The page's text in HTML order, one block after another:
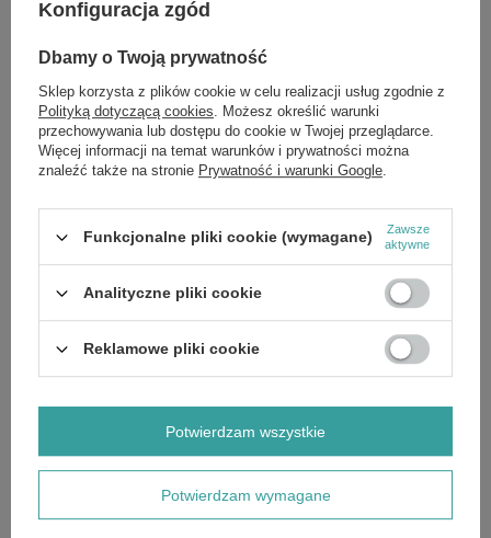
Pojemność:
30ml
Więcej informacji:
Jeśli chcesz otrzymać dodatkowe informacje dotyczące naszego
produktu, zostaw nam wiadomość na naszej stronie internetowej,
Niektóre marki decydują się na zamianę składników pewnych
produktów bez podania żadnych na ten temat informacji. Aby
mieć pewność, że otrzymasz dokładny opis żądanego produktu,
Marka Eveline Face & Body Care
Forma Pakowania P
Zobacz również
Konfiguracja zgód
Dbamy o Twoją prywatność
Sklep korzysta z plików cookie w celu realizacji usług zgodnie z
Polityką dotyczącą cookies. Możesz określić warunki
przechowywania lub dostępu do cookie w Twojej przeglądarce.
Więcej informacji na temat warunków i prywatności można
znaleźć także na stronie Prywatność i warunki Google.
Funkcjonalne pliki cookie (wymagane)
Zawsze
aktywne
Analityczne pliki cookie
Reklamowe pliki cookie
Potwierdzam wymagane
Potwierdzam wszystkie